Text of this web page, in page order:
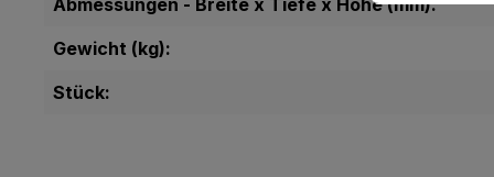
Abmessungen - Breite x Tiefe x Höhe (mm):
Gewicht (kg):
Stück: